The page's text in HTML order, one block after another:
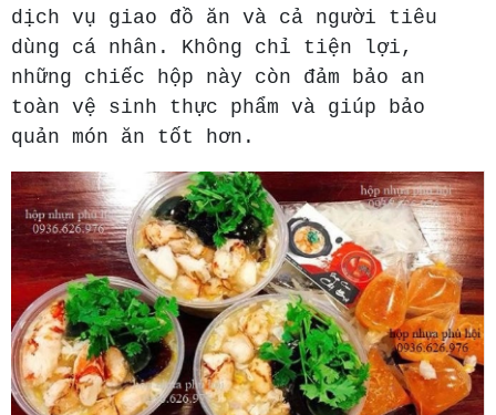
dịch vụ giao đồ ăn và cả người tiêu
dùng cá nhân. Không chỉ tiện lợi,
những chiếc hộp này còn đảm bảo an
toàn vệ sinh thực phẩm và giúp bảo
quản món ăn tốt hơn.